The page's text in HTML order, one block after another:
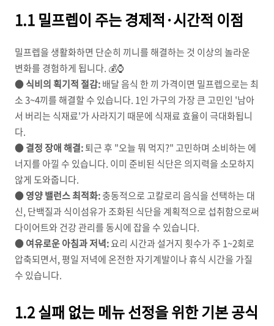
1.1 밀프렙이 주는 경제적·시간적 이점
밀프렙을 생활화하면 단순히 끼니를 해결하는 것 이상의 놀라운
변화를 경험하게 됩니다. 💰⌚
●식비의 획기적 절감:배달 음식 한 끼 가격이면 밀프렙으로는 최
소 3~4끼를 해결할 수 있습니다. 1인 가구의 가장 큰 고민인 '남아
서 버리는 식재료'가 사라지기 때문에 식재료 효율이 극대화됩니
다.
●결정 장애 해결:퇴근 후 "오늘 뭐 먹지?" 고민하며 소비하는 에
너지를 아낄 수 있습니다. 이미 준비된 식단은 의지력을 소모하지
않게 도와줍니다.
●영양 밸런스 최적화:충동적으로 고칼로리 음식을 선택하는 대
신, 단백질과 식이섬유가 조화된 식단을 계획적으로 섭취함으로써
다이어트와 건강 관리를 동시에 잡을 수 있습니다.
●여유로운 아침과 저녁:요리 시간과 설거지 횟수가 주 1~2회로
압축되면서, 평일 저녁에 온전한 자기계발이나 휴식 시간을 가질
수 있습니다.
1.2 실패 없는 메뉴 선정을 위한 기본 공식